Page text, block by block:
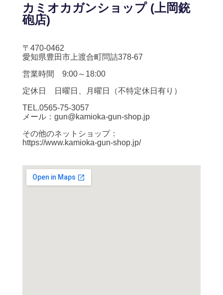
カミオカガンショップ (上岡銃
砲店)
〒470-0462
愛知県豊田市上渡合町問詰378-67
営業時間 9:00～18:00
定休日 日曜日、月曜日（不特定休日有り）
TEL.0565-75-3057
メール：gun@kamioka-gun-shop.jp
その他のネットショップ：
https://www.kamioka-gun-shop.jp/